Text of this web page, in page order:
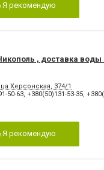
Я рекомендую
, доставка
Херсонская, 374/1
50-63, +380(50)131-53-35,
Я рекомендую